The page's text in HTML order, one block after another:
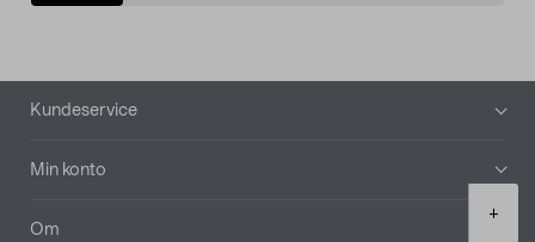
+
Bunntekst
Kundeservice
Min konto
Om